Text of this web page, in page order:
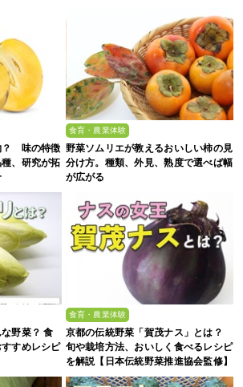
？ 味の特徴
、研究が拓
食育・農業体験
野菜ソムリエが教えるおいしい柿の見
分け方。種類、外見、熟度で選べば幅
が広がる
野菜？ 食
すめレシピ
食育・農業体験
京都の伝統野菜「賀茂ナス」とは？
旬や栽培方法、おいしく食べるレシピ
を解説【日本伝統野菜推進協会監修】